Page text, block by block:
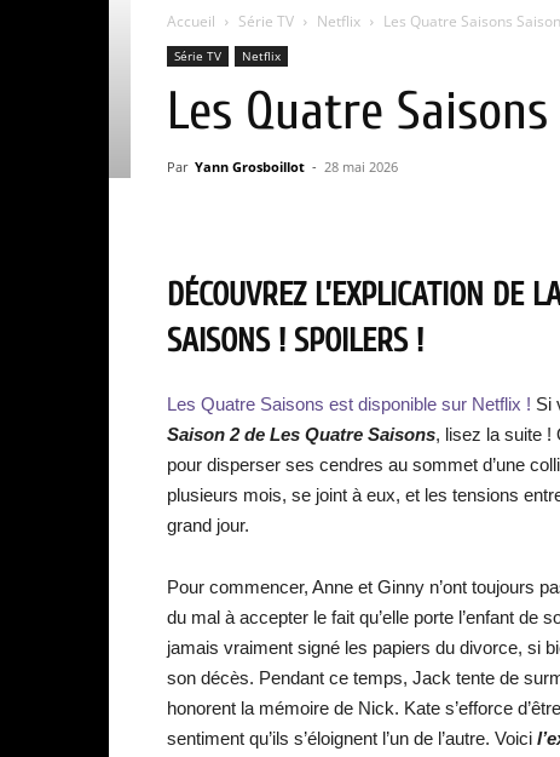
Accueil Série TV Netflix Les Quatre Saisons
Série TV Netflix
Les Quatre
Par Yann Grosboillot - 28 mai 2026
DÉCOUVREZ L’EXPLICATION DE
SAISONS ! SPOILERS !
Les Quatre Saisons est disponible sur Netflix ! Si
Saison 2 de Les Quatre Saisons, lisez la suite !
pour disperser ses cendres au sommet d’une
plusieurs mois, se joint à eux, et les tensions
grand jour.
Pour commencer, Anne et Ginny n’ont toujours
du mal à accepter le fait qu’elle porte l’enfant de
jamais vraiment signé les papiers du divorce, si
son décès. Pendant ce temps, Jack tente de
honorent la mémoire de Nick. Kate s’efforce
sentiment qu’ils s’éloignent l’un de l’autre. Voici